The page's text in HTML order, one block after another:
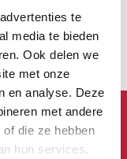
te
media te bieden
Ook delen we
met onze
en analyse. Deze
met andere
die ze hebben
hun services.